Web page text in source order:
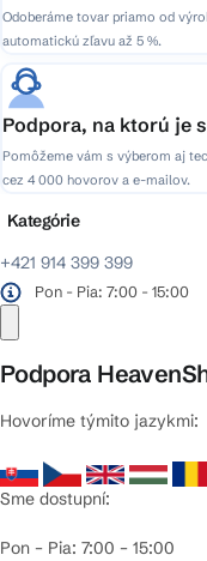
Odoberáme tovar priamo od
automatickú zľavu až 5 %.
Podpora, na ktorú je
Pomôžeme vám s výberom aj
cez 4 000 hovorov a e-mailov.
+421 914 399 399
Pon - Pia: 7:00 - 15:00
Podpora
Hovoríme týmito jazykmi:
Sme dostupní:
Pon – Pia: 7:00 – 15:00
Kategórie